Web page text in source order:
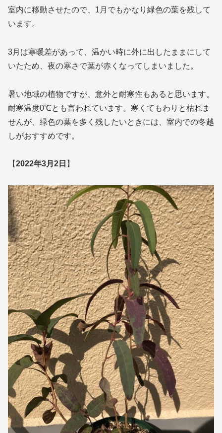
室内に移動させたので、1月でもかなり緑色の葉を残して
います。
3月は寒暖差があって、温かい時に外に出したままにして
いたため、夜の寒さで葉が赤くなってしまいました。
暑い地域の植物ですが、意外と耐寒性もあると思います。
耐寒温度0℃とも言われています。寒くてもわりと枯れま
せんが、緑色の葉を多く残したいときには、室内での冬越
しがおすすめです。
【2022年3月2日 】